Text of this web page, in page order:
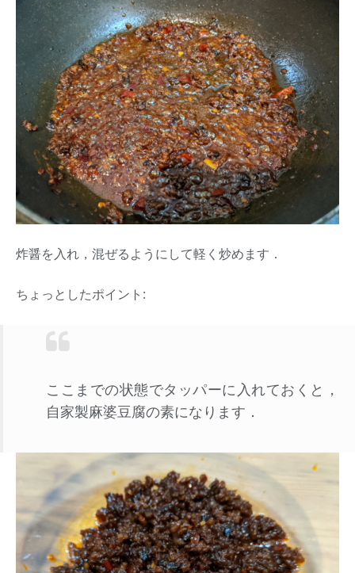
炸醤を入れ，混ぜるようにして軽く炒めます．
ちょっとしたポイント:
ここまでの状態でタッパーに入れておくと，
自家製麻婆豆腐の素になります．